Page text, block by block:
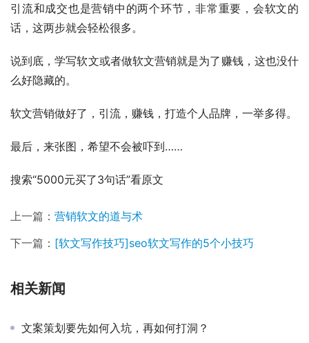
引流和成交也是营销中的两个环节，非常重要，会软文的
话，这两步就会轻松很多。
说到底，学写软文或者做软文营销就是为了赚钱，这也没什
么好隐藏的。
软文营销做好了，引流，赚钱，打造个人品牌，一举多得。
最后，来张图，希望不会被吓到……
搜索“5000元买了3句话”看原文
上一篇： 营销软文的道与术
下一篇： [软文写作技巧]seo软文写作的5个小技巧
相关新闻
文案策划要先如何入坑，再如何打洞？